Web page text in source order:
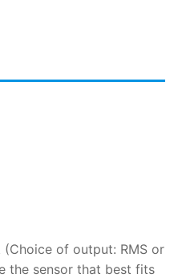
(Choice of output: RMS or
the sensor that best fits